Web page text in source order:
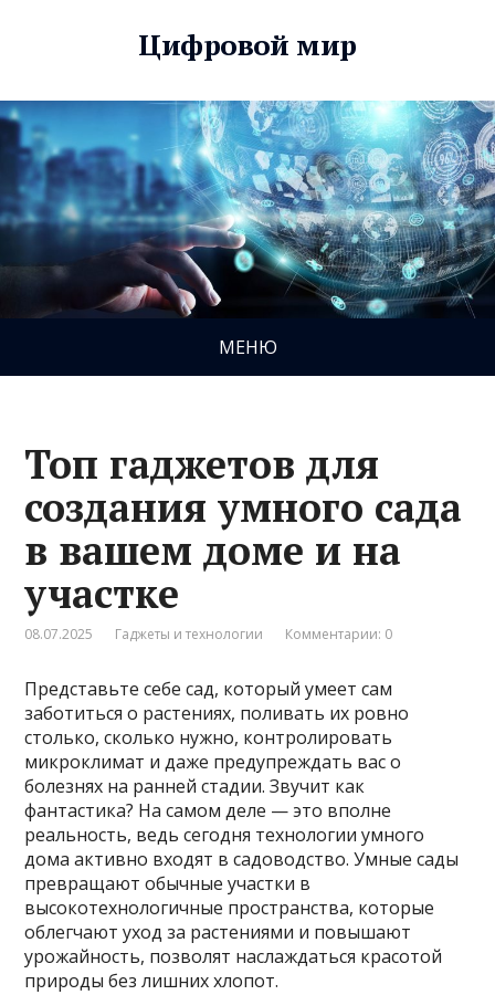
Цифровой мир
МЕНЮ
Топ гаджетов для
создания умного сада
в вашем доме и на
участке
08.07.2025 Гаджеты и технологии Комментарии: 0
Представьте себе сад, который умеет сам
заботиться о растениях, поливать их ровно
столько, сколько нужно, контролировать
микроклимат и даже предупреждать вас о
болезнях на ранней стадии. Звучит как
фантастика? На самом деле — это вполне
реальность, ведь сегодня технологии умного
дома активно входят в садоводство. Умные сады
превращают обычные участки в
высокотехнологичные пространства, которые
облегчают уход за растениями и повышают
урожайность, позволят наслаждаться красотой
природы без лишних хлопот.